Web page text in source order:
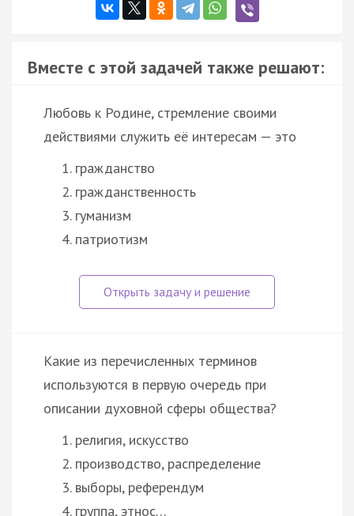
Вместе с этой задачей также решают:
Любовь к Родине, стремление своими
действиями служить её интересам — это
гражданство
гражданственность
гуманизм
патриотизм
Какие из перечисленных терминов
используются в первую очередь при
описании духовной сферы общества?
религия, искусство
производство, распределение
выборы, референдум
группа, этнос…